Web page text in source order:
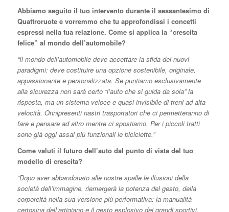
Abbiamo seguito il tuo intervento durante il sessantesimo di
Quattroruote e vorremmo che tu approfondissi i concetti
espressi nella tua relazione. Come si applica la “crescita
felice” al mondo dell’automobile?
“Il mondo dell’automobile deve accettare la sfida dei nuovi
paradigmi: deve costituire una opzione sostenibile, originale,
appassionante e personalizzata. Se puntiamo esclusivamente
alla sicurezza non sarà certo “l’auto che si guida da sola” la
risposta, ma un sistema veloce e quasi invisibile di treni ad alta
velocità. Onnipresenti nastri trasportatori che ci permetteranno di
fare e pensare ad altro mentre ci spostiamo. Per i piccoli tratti
sono già oggi assai più funzionali le biciclette.”
Come valuti il futuro dell’auto dal punto di vista del tuo
modello di crescita?
“Dopo aver abbandonato alle nostre spalle le illusioni della
società dell’immagine, riemergerà la potenza del gesto, della
corporeità nella sua versione più performativa: la manualità
certosina dell’artigiano e il gesto esplosivo dei grandi sportivi.